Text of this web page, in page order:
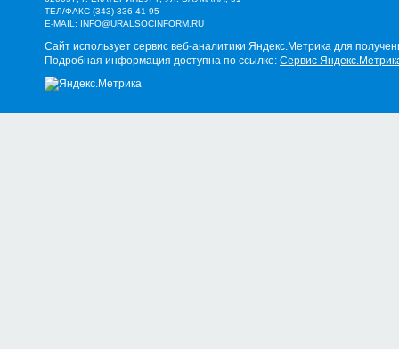
ТЕЛ/ФАКС (343) 336-41-95
E-MAIL: INFO@URALSOCINFORM.RU
Сайт использует сервис веб-аналитики Яндекс.Метрика для
Подробная информация доступна по ссылке: Сервис